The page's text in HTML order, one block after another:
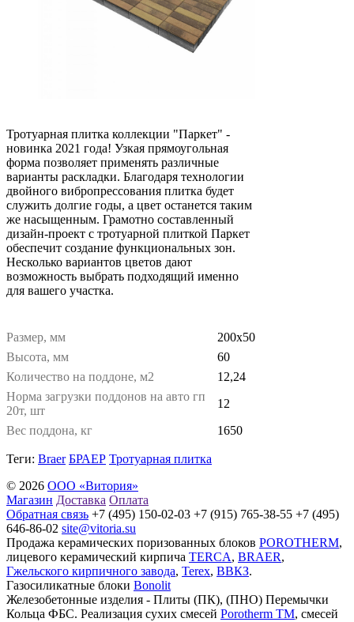
Тротуарная плитка коллекции "Паркет" -
новинка 2021 года! Узкая прямоугольная
форма позволяет применять различные
варианты раскладки. Благодаря технологии
двойного вибропрессования плитка будет
служить долгие годы, а цвет останется таким
же насыщенным. Грамотно составленный
дизайн-проект с тротуарной плиткой Паркет
обеспечит создание функциональных зон.
Несколько вариантов цветов дают
возможность выбрать подходящий именно
для вашего участка.
Размер, мм
200х50
Высота, мм
60
Количество на поддоне, м2
12,24
Норма загрузки поддонов на авто гп
20т, шт
12
Вес поддона, кг
1650
Теги: Braer БРАЕР Тротуарная плитка
© 2026 ООО «Витория»
Магазин Доставка Оплата
Обратная связь +7 (495) 150-02-03 +7 (915) 765-38-55 +7 (495)
646-86-02 site@vitoria.su
Продажа керамических поризованных блоков POROTHERM,
лицевого керамический кирпича TERCA, BRAER,
Гжельского кирпичного завода, Terex, ВВКЗ.
Газосиликатные блоки Bonolit
Железобетонные изделия - Плиты (ПК), (ПНО) Перемычки
Кольца ФБС. Реализация сухих смесей Porotherm TM, смесей